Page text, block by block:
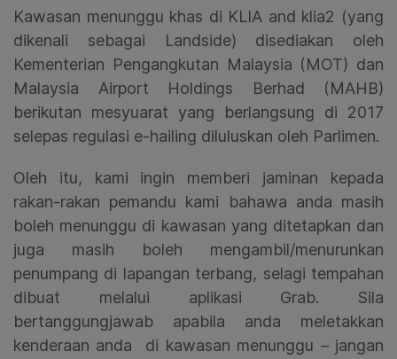
Kawasan menunggu khas di KLIA and klia2 (yang
dikenali sebagai Landside) disediakan oleh
Kementerian Pengangkutan Malaysia (MOT) dan
Malaysia Airport Holdings Berhad (MAHB)
berikutan mesyuarat yang berlangsung di 2017
selepas regulasi e-hailing diluluskan oleh Parlimen.
Oleh itu, kami ingin memberi jaminan kepada
rakan-rakan pemandu kami bahawa anda masih
boleh menunggu di kawasan yang ditetapkan dan
juga masih boleh mengambil/menurunkan
penumpang di lapangan terbang, selagi tempahan
dibuat melalui aplikasi Grab. Sila
bertanggungjawab apabila anda meletakkan
kenderaan anda di kawasan menunggu – jangan